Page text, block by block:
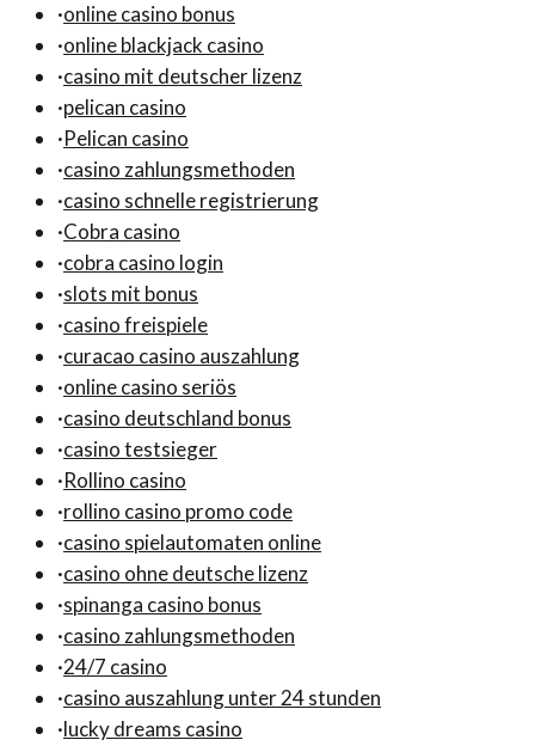
·online casino bonus
·online blackjack casino
·casino mit deutscher lizenz
·pelican casino
·Pelican casino
·casino zahlungsmethoden
·casino schnelle registrierung
·Cobra casino
·cobra casino login
·slots mit bonus
·casino freispiele
·curacao casino auszahlung
·online casino seriös
·casino deutschland bonus
·casino testsieger
·Rollino casino
·rollino casino promo code
·casino spielautomaten online
·casino ohne deutsche lizenz
·spinanga casino bonus
·casino zahlungsmethoden
·24/7 casino
·casino auszahlung unter 24 stunden
·lucky dreams casino